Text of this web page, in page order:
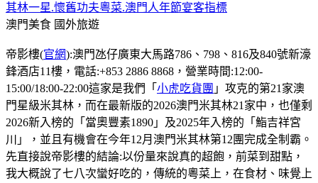
其林一星.懷舊功夫粵菜.澳門人年節宴客指標
澳門美食 國外旅遊
帝影樓(官網):澳門氹仔廣東大馬路786、798、816及840號新濠
鋒酒店11樓，電話:+853 2886 8868，營業時間:12:00-
15:00/18:00-22:00這家是我們「 小虎吃貨團 」攻克的第21家澳
門星級米其林，而在最新版的2026澳門米其林21家中，也僅剩
2026新入榜的「當奧豐素1890」及2025年入榜的「鮨吉祥宮
川」，並且有機會在今年12月澳門米其林第12團完成全制霸。
先直接說帝影樓的結論:以份量來說真的超飽，前菜到甜點，
我大概說了七八次蠻好吃的，傳統的粵菜上，在食材、味覺上